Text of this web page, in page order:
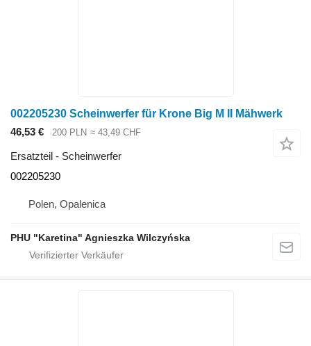
002205230 Scheinwerfer für Krone Big M II Mähwerk
46,53 €
200 PLN ≈ 43,49 CHF
Ersatzteil - Scheinwerfer
002205230
Polen, Opalenica
PHU "Karetina" Agnieszka Wilczyńska